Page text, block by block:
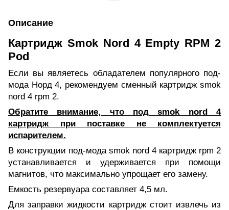
Описание
Картридж Smok Nord 4 Empty RPM 2
Pod
Если вы являетесь обладателем популярного под-
мода Норд 4, рекомендуем сменный картридж smok
nord 4 rpm 2.
Обратите внимание, что под smok nord 4
картридж при поставке не комплектуется
испарителем.
В конструкции под-мода smok nord 4 картридж rpm 2
устанавливается и удерживается при помощи
магнитов, что максимально упрощает его замену.
Емкость резервуара составляет 4,5 мл.
Для заправки жидкости картридж стоит извлечь из